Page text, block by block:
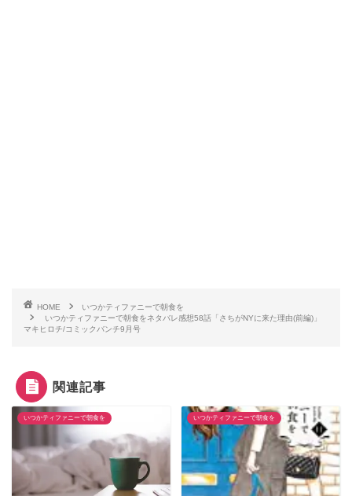
HOME
いつかティファニーで朝食を
いつかティファニーで朝食をネタバレ感想58話「さちがNYに来た理由(前編)」
マキヒロチ/コミックバンチ9月号
関連記事
いつかティファニーで朝食を いつかティファニーで朝食を